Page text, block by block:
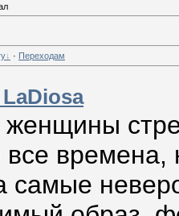
· Переходам
женщины
времена,
самые